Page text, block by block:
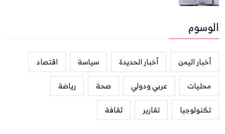
الوسوم
أخبار اليمن أخبار الحديدة سياسة
اقتصاد
محليات
عربي ودولي صحة
رياضة
تكنولوجيا
تقارير ثقافة